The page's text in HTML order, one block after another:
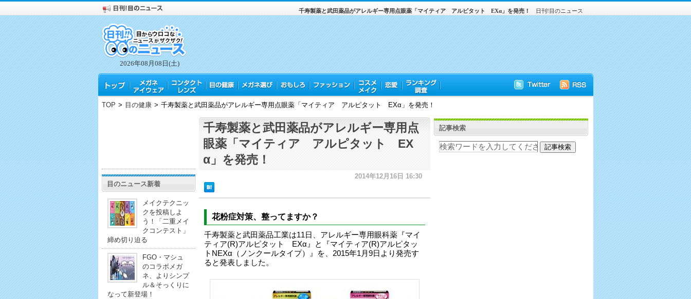
2026年08月08日(土)
日刊!目のニュース
千寿製薬と武田薬品がアレルギー専用点眼薬「マイティア アルピタット EXα」を発売！
TOP > 目の健康 > 千寿製薬と武田薬品がアレルギー専用点眼薬「マイティア アルピタット EXα」を発売！
目のニュース新着
メイクテクニッ
クを投稿しよ
う！「二重メイ
クコンテスト」
締め切り迫る
FGO・マシュ
のコラボメガ
ネ、よりシンプ
ル＆そっくりに
なって新登場！
千寿製薬と武田薬品がアレルギー専用点
眼薬「マイティア アルピタット EX
α」を発売！
2014年12月16日 16:30
花粉症対策、整ってますか？
千寿製薬と武田薬品工業は11日、アレルギー専用眼科薬『マイ
ティア(R)アルピタット EXα』と『マイティア(R)アルピタッ
トNEXα（ノンクールタイプ）』を、2015年1月9日より発売す
ると発表しました。
記事検索